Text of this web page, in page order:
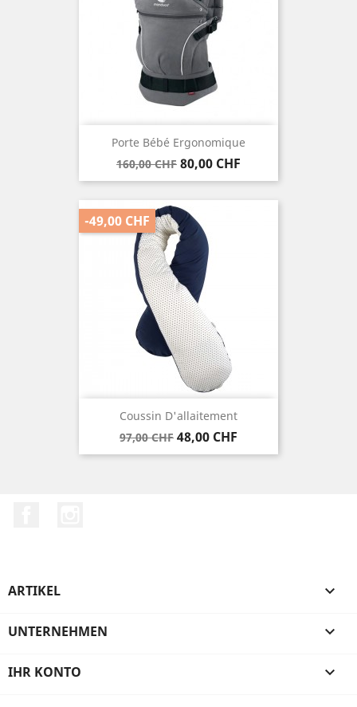
Porte Bébé Ergonomique
Verkaufspreis
160,00 CHF Preis
80,00 CHF
Coussin D'allaitement
Verkaufspreis
97,00 CHF Preis
48,00 CHF
-49,00 CHF
ARTIKEL 
UNTERNEHMEN 
IHR KONTO 